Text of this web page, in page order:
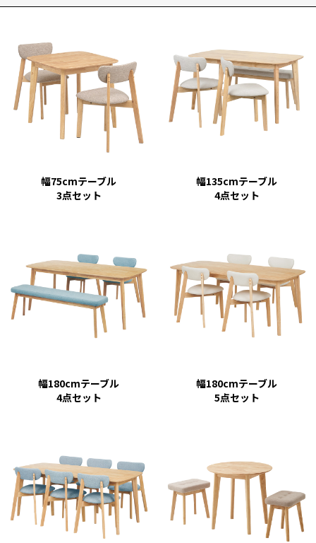
幅75cmテーブル
3点セット
幅135cmテーブル
4点セット
幅180cmテーブル
4点セット
幅180cmテーブル
5点セット